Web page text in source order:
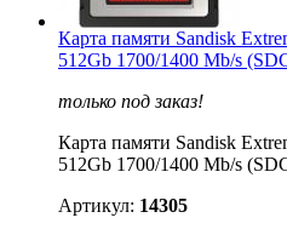
Карта памяти Sandisk
512Gb 1700/1400 Mb/s
только под заказ!
Карта памяти Sandisk
512Gb 1700/1400 Mb/s
Артикул: 14305